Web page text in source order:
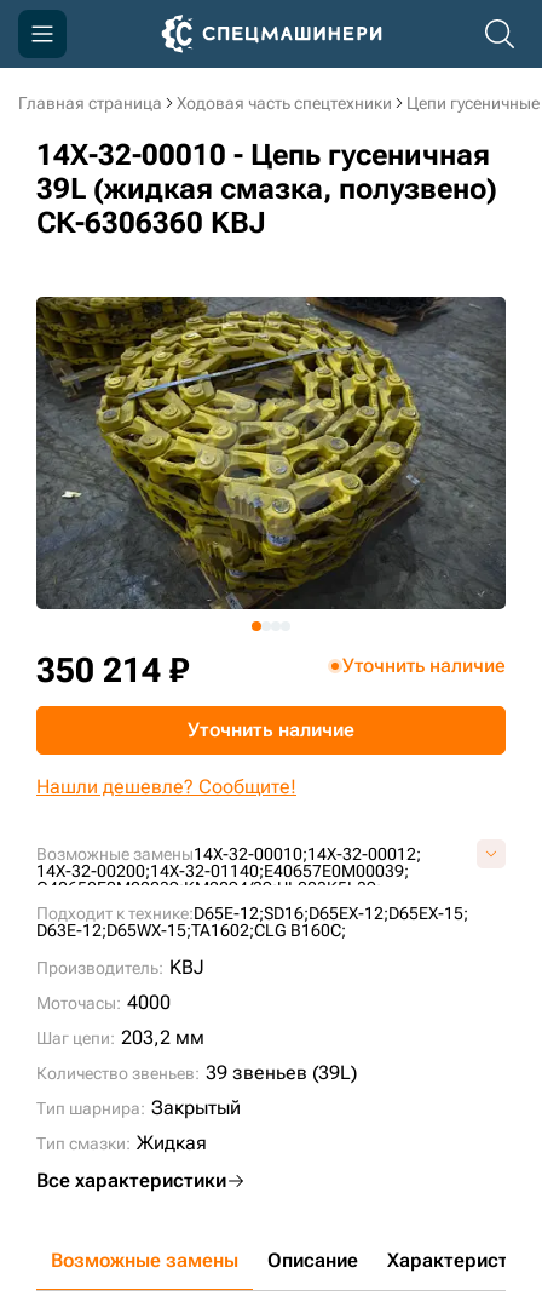
Главная страница Ходовая часть спецтехники Цепи гусеничные
14X-32-00010 - Цепь гусеничная
39L (жидкая смазка, полузвено)
СК-6306360 KBJ
Возможные замены14X-32-00010;14X-32-00012;
14X-32-00200;14X-32-01140;E40657E0M00039;
G40650E0M00039;KM2094/39;UL203K5L39;
VG4065E039;
Подходит к технике:D65E-12;SD16;D65EX-12;D65EX-15;
D63E-12;D65WX-15;TA1602;CLG B160C;
Производитель: KBJ
Моточасы: 4000
Шаг цепи: 203,2 мм
Количество звеньев: 39 звеньев (39L)
Тип шарнира: Закрытый
Тип смазки: Жидкая
Все характеристики
350 214 ₽ Уточнить наличие
Уточнить наличие
Нашли дешевле? Сообщите!
Возможные замены Описание Характеристики
Компания
Акции
Доставка и оплата
Контакты
3D тур по производству
3D тур по складам
sksale@skdst.ru
+7 (499) 394-50-93